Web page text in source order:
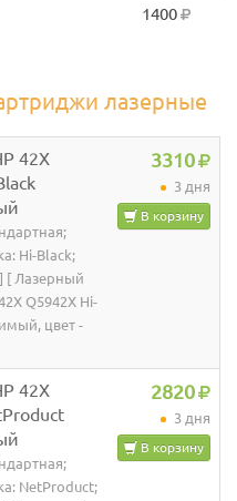
1400
лазерные
42X
Hi-Black;
[ Лазерный
Q5942X Hi-
цвет -
3310
3 дня
В корзину
42X
NetProduct;
2820
3 дня
В корзину